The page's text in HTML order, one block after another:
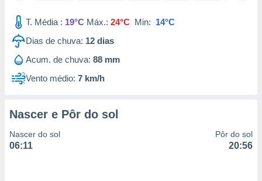
utilizar
criar
medir
da
medir o
T. Média : 19°C Máx.: 24°C Min: 14°C
Dias de chuva: 12 dias
Acum. de chuva: 88 mm
Vento médio: 7 km/h
Nascer e Pôr do sol
Nascer do sol
06:11
Pôr do sol
20:56